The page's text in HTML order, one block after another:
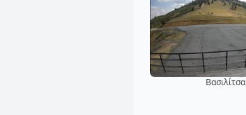
Βασιλίτσα